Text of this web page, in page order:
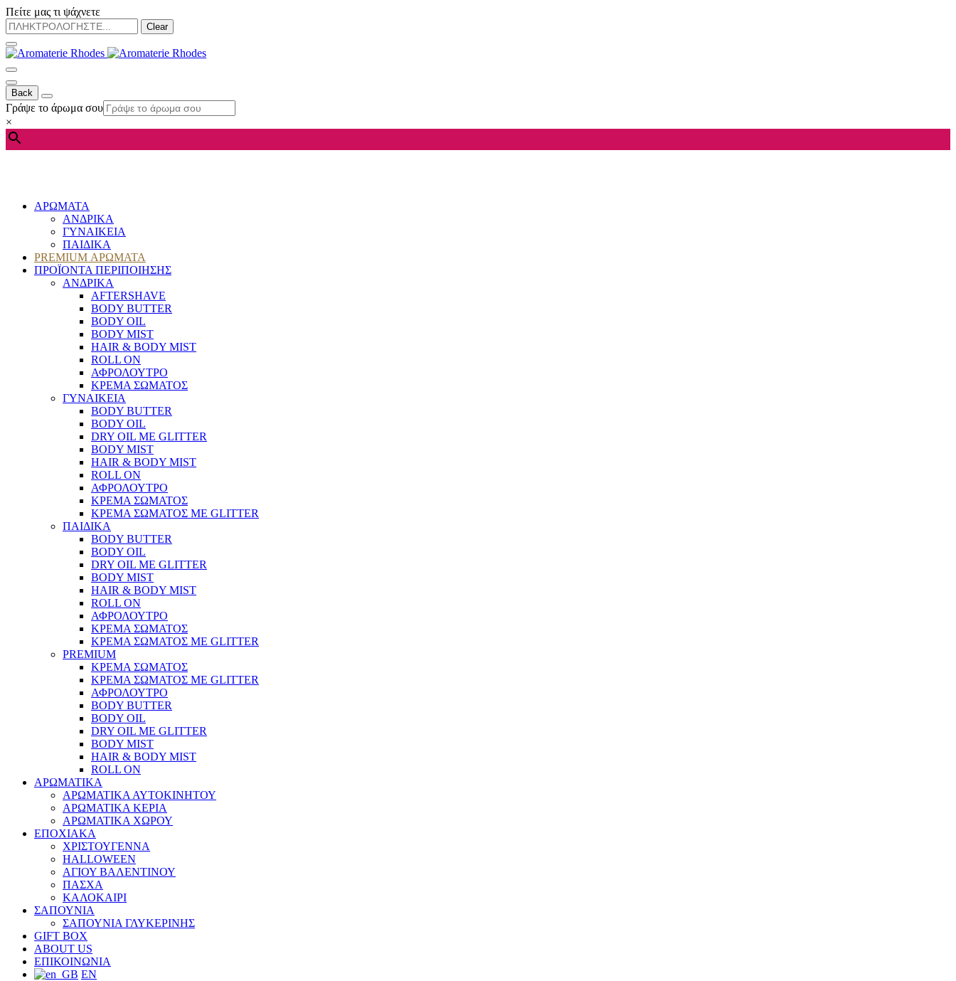
Πείτε μας τι ψάχνετε
Clear
Back
Γράψε το άρωμα σου
×
ΑΡΩΜΑΤΑ
ΑΝΔΡΙΚΑ
ΓΥΝΑΙΚΕΙΑ
ΠΑΙΔΙΚΑ
PREMIUM ΑΡΩΜΑΤΑ
ΠΡΟΪΟΝΤΑ ΠΕΡΙΠΟΙΗΣΗΣ
ΑΝΔΡΙΚΑ
AFTERSHAVE
BODY BUTTER
BODY OIL
BODY MIST
HAIR & BODY MIST
ROLL ON
ΑΦΡΟΛΟΥΤΡΟ
ΚΡΕΜΑ ΣΩΜΑΤΟΣ
ΓΥΝΑΙΚΕΙΑ
BODY BUTTER
BODY OIL
DRY OIL ΜΕ GLITTER
BODY MIST
HAIR & BODY MIST
ROLL ON
ΑΦΡΟΛΟΥΤΡΟ
ΚΡΕΜΑ ΣΩΜΑΤΟΣ
ΚΡΕΜΑ ΣΩΜΑΤΟΣ ΜΕ GLITTER
ΠΑΙΔΙΚΑ
BODY BUTTER
BODY OIL
DRY OIL ΜΕ GLITTER
BODY MIST
HAIR & BODY MIST
ROLL ON
ΑΦΡΟΛΟΥΤΡΟ
ΚΡΕΜΑ ΣΩΜΑΤΟΣ
ΚΡΕΜΑ ΣΩΜΑΤΟΣ ΜΕ GLITTER
PREMIUM
ΚΡΕΜΑ ΣΩΜΑΤΟΣ
ΚΡΕΜΑ ΣΩΜΑΤΟΣ ΜΕ GLITTER
ΑΦΡΟΛΟΥΤΡΟ
BODY BUTTER
BODY OIL
DRY OIL ΜΕ GLITTER
BODY MIST
HAIR & BODY MIST
ROLL ON
ΑΡΩΜΑΤΙΚΑ
ΑΡΩΜΑΤΙΚΑ ΑΥΤΟΚΙΝΗΤΟΥ
ΑΡΩΜΑΤΙΚΑ ΚΕΡΙΑ
ΑΡΩΜΑΤΙΚΑ ΧΩΡΟΥ
ΕΠΟΧΙΑΚΑ
ΧΡΙΣΤΟΥΓΕΝΝΑ
HALLOWEEN
ΑΓΙΟΥ ΒΑΛΕΝΤΙΝΟΥ
ΠΑΣΧΑ
ΚΑΛΟΚΑΙΡΙ
ΣΑΠΟΥΝΙΑ
ΣΑΠΟΥΝΙΑ ΓΛΥΚΕΡΙΝΗΣ
GIFT BOX
ABOUT US
ΕΠΙΚΟΙΝΩΝΙΑ
EN